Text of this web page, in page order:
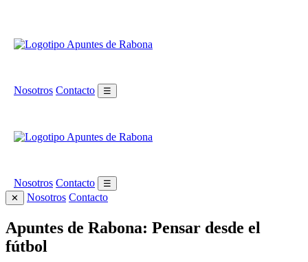
Nosotros Contacto ☰
Nosotros Contacto
☰
✕
Nosotros Contacto
Apuntes de Rabona: Pensar desde el
fútbol